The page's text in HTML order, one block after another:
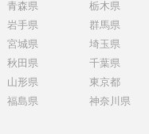
青森県
岩手県
宮城県
秋田県
山形県
福島県
栃木県
群馬県
埼玉県
千葉県
東京都
神奈川県